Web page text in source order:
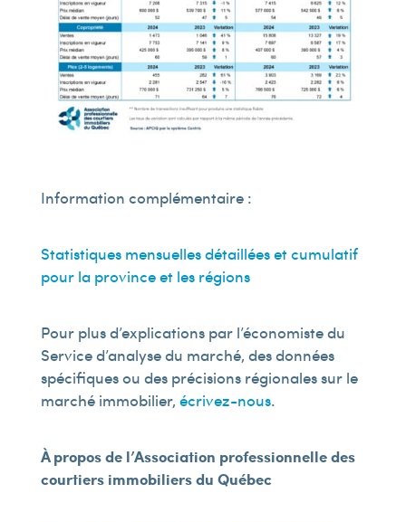
Information complémentaire :
Statistiques mensuelles détaillées et cumulatif
pour la province et les régions
Pour plus d’explications par l’économiste du
Service d’analyse du marché, des données
spécifiques ou des précisions régionales sur le
marché immobilier, écrivez-nous.
À propos de l’Association professionnelle des
courtiers immobiliers du Québec